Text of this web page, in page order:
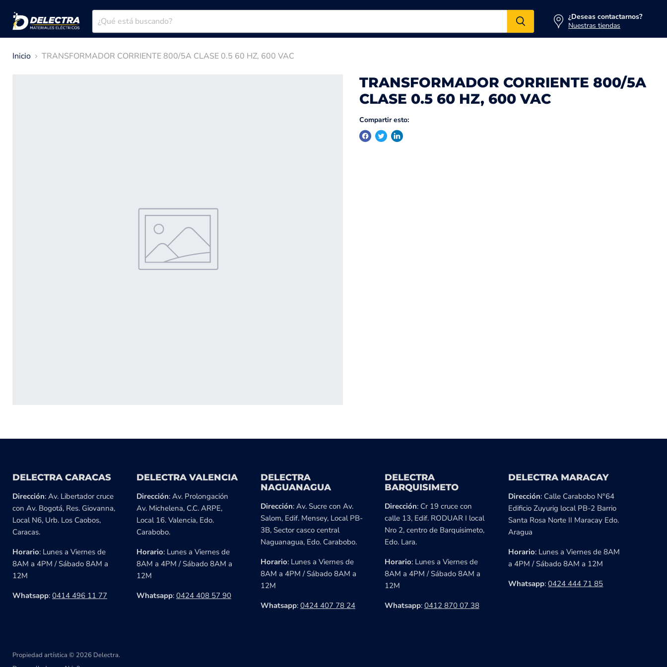
¿Deseas contactarnos?
Nuestras tiendas
Inicio TRANSFORMADOR CORRIENTE 800/5A CLASE 0.5 60 HZ, 600 VAC
TRANSFORMADOR CORRIENTE 800/5A
CLASE 0.5 60 HZ, 600 VAC
Compartir esto:
DELECTRA CARACAS
Dirección: Av. Libertador cruce
con Av. Bogotá, Res. Giovanna,
Local N6, Urb. Los Caobos,
Caracas.
Horario: Lunes a Viernes de
8AM a 4PM / Sábado 8AM a
12M
Whatsapp: 0414 496 11 77
DELECTRA VALENCIA
Dirección: Av. Prolongación
Av. Michelena, C.C. ARPE,
Local 16. Valencia, Edo.
Carabobo.
Horario: Lunes a Viernes de
8AM a 4PM / Sábado 8AM a
12M
Whatsapp: 0424 408 57 90
DELECTRA
NAGUANAGUA
Dirección: Av. Sucre con Av.
Salom, Edif. Mensey, Local PB-
3B, Sector casco central
Naguanagua, Edo. Carabobo.
Horario: Lunes a Viernes de
8AM a 4PM / Sábado 8AM a
12M
Whatsapp: 0424 407 78 24
DELECTRA
BARQUISIMETO
Dirección: Cr 19 cruce con
calle 13, Edif. RODUAR I local
Nro 2, centro de Barquisimeto,
Edo. Lara.
Horario: Lunes a Viernes de
8AM a 4PM / Sábado 8AM a
12M
Whatsapp: 0412 870 07 38
DELECTRA MARACAY
Dirección: Calle Carabobo N°64
Edificio Zuyurig local PB-2 Barrio
Santa Rosa Norte II Maracay Edo.
Aragua
Horario: Lunes a Viernes de 8AM
a 4PM / Sábado 8AM a 12M
Whatsapp:0424 444 71 85
Propiedad artística © 2026 Delectra.